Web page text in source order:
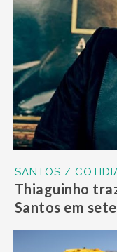
SANTOS /
Thiaguinho
Santos em